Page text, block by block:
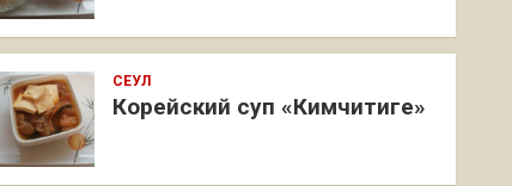
СЕУЛ
Корейский суп «Кимчитиге»